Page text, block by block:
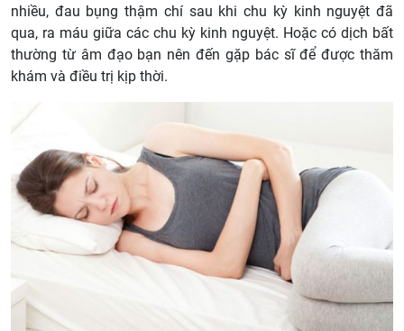
nhiều, đau bụng thậm chí sau khi chu kỳ kinh nguyệt đã
qua, ra máu giữa các chu kỳ kinh nguyệt. Hoặc có dịch bất
thường từ âm đạo bạn nên đến gặp bác sĩ để được thăm
khám và điều trị kịp thời.